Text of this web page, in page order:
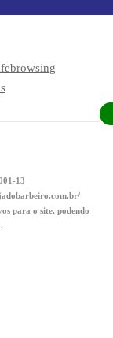
13
para o site, podendo